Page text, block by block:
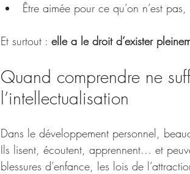
Être aimée pour ce qu’on n’est
Et surtout : elle a le droit d’exister
Quand comprendre ne
l’intellectualisation
Dans le développement personnel,
Ils lisent, écoutent, apprennent… et
blessures d’enfance, les lois de